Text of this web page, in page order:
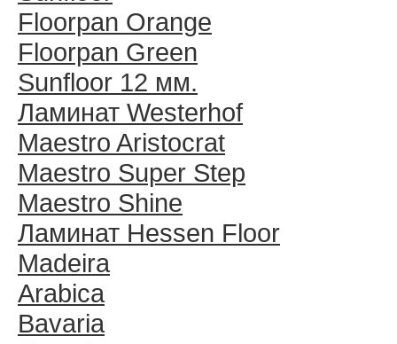
Floorpan Orange
Floorpan Green
Sunfloor 12 мм.
Ламинат Westerhof
Maestro Aristocrat
Maestro Super Step
Maestro Shine
Ламинат Hessen Floor
Madeira
Arabica
Bavaria